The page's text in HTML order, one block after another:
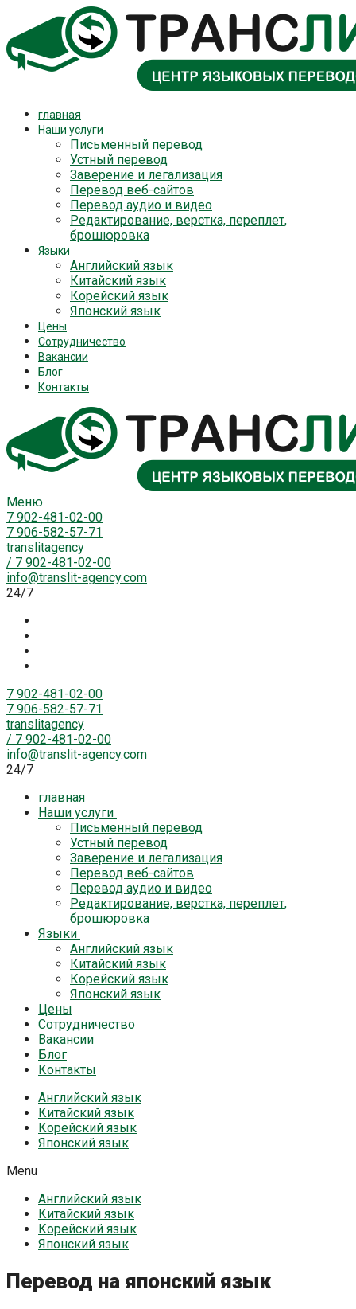
Перейти
содержимому
Закрыть
главная
Наши услуги
Письменный перевод
Устный перевод
Заверение и легализация
Перевод веб-сайтов
Перевод аудио и видео
Редактирование, верстка, переплет,
брошюровка
Языки
Английский язык
Китайский язык
Корейский язык
Японский язык
Цены
Cотрудничество
Вакансии
Блог
Контакты
Меню
7 902-481-02-00
7 906-582-57-71
translitagency
/ 7 902-481-02-00
info@translit-agency.com
24/7
7 902-481-02-00
7 906-582-57-71
translitagency
/ 7 902-481-02-00
info@translit-agency.com
24/7
главная
Наши услуги
Письменный перевод
Устный перевод
Заверение и легализация
Перевод веб-сайтов
Перевод аудио и видео
Редактирование, верстка, переплет,
брошюровка
Языки
Английский язык
Китайский язык
Корейский язык
Японский язык
Цены
Cотрудничество
Вакансии
Блог
Контакты
Английский язык
Китайский язык
Корейский язык
Японский язык
Menu
Английский язык
Китайский язык
Корейский язык
Японский язык
Перевод на японский язык